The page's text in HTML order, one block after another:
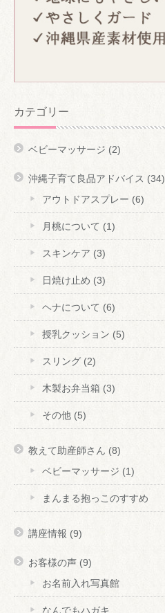
カテゴリー
ベビーマッサージ (2)
沖縄子育て良品アドバイス (34)
アウトドアスプレー (6)
月桃について (1)
スキンケア (3)
日焼け止め (3)
ヘナについて (6)
授乳クッション (5)
スリング (2)
木製お弁当箱 (3)
その他 (5)
教えて助産師さん (8)
ベビーマッサージ (1)
まんまる抱っこのすすめ
講座情報 (9)
お客様の声 (9)
お名前入れ写真館
なんでもハガキ